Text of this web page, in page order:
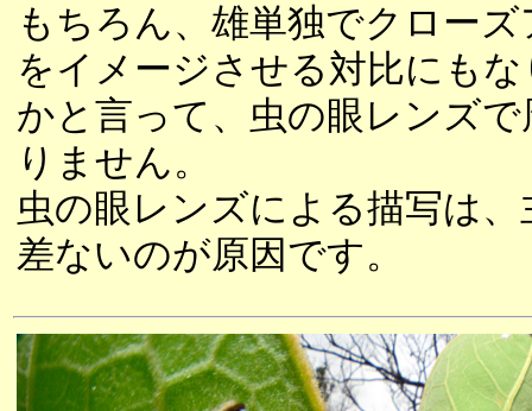
もちろん、雄単独でクロー
をイメージさせる対比にも
かと言って、虫の眼レンズ
りません。
虫の眼レンズによる描写は
差ないのが原因です。